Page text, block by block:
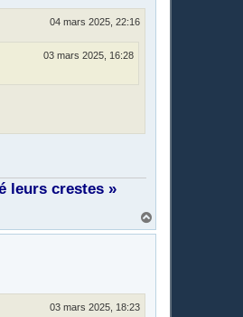
04 mars 2025, 22:16
03 mars 2025, 16:28
leurs crestes »
a
03 mars 2025, 18:23